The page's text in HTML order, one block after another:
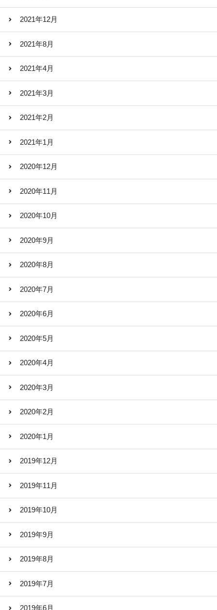
2021年12月
2021年8月
2021年4月
2021年3月
2021年2月
2021年1月
2020年12月
2020年11月
2020年10月
2020年9月
2020年8月
2020年7月
2020年6月
2020年5月
2020年4月
2020年3月
2020年2月
2020年1月
2019年12月
2019年11月
2019年10月
2019年9月
2019年8月
2019年7月
2019年6月